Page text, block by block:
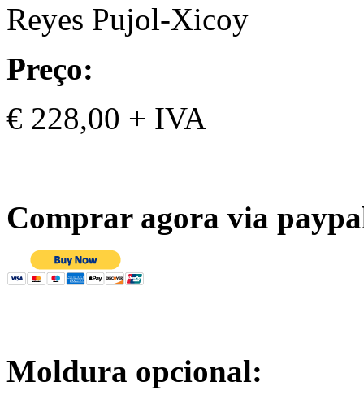
Reyes Pujol-Xicoy
Preço:
€ 228,00 + IVA
Comprar agora via
Moldura opcional: